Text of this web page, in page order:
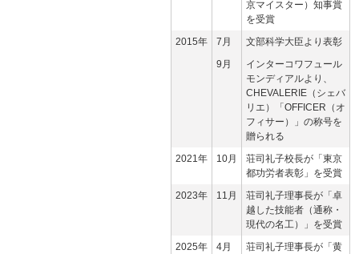
京マイスター）知事賞
を受賞
2015年
7月
文部科学大臣より表彰
9月
インターコワフュール
モンディアルより、
CHEVALERIE（シェバ
リエ）「OFFICER（オ
フィサー）」の称号を
贈られる
2021年
10月
荘司礼子校長が「東京
都功労者表彰」を受賞
2023年
11月
荘司礼子理事長が「卓
越した技能者（通称・
現代の名工）」を受賞
2025年
4月
荘司礼子理事長が「黄